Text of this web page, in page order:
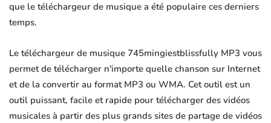
que le téléchargeur de musique a été populaire ces derniers
temps.
Le téléchargeur de musique 745mingiestblissfully MP3 vous
permet de télécharger n'importe quelle chanson sur Internet
et de la convertir au format MP3 ou WMA. Cet outil est un
outil puissant, facile et rapide pour télécharger des vidéos
musicales à partir des plus grands sites de partage de vidéos